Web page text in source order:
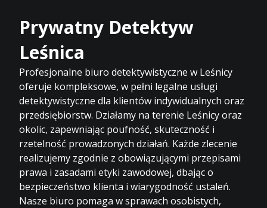
Prywatny Detektyw
Leśnica
Profesjonalne biuro detektywistyczne w Leśnicy
oferuje kompleksowe, w pełni legalne usługi
detektywistyczne dla klientów indywidualnych oraz
przedsiębiorstw. Działamy na terenie Leśnicy oraz
okolic, zapewniając poufność, skuteczność i
rzetelność prowadzonych działań. Każde zlecenie
realizujemy zgodnie z obowiązującymi przepisami
prawa i zasadami etyki zawodowej, dbając o
bezpieczeństwo klienta i wiarygodność ustaleń.
Nasze biuro pomaga w sprawach osobistych,